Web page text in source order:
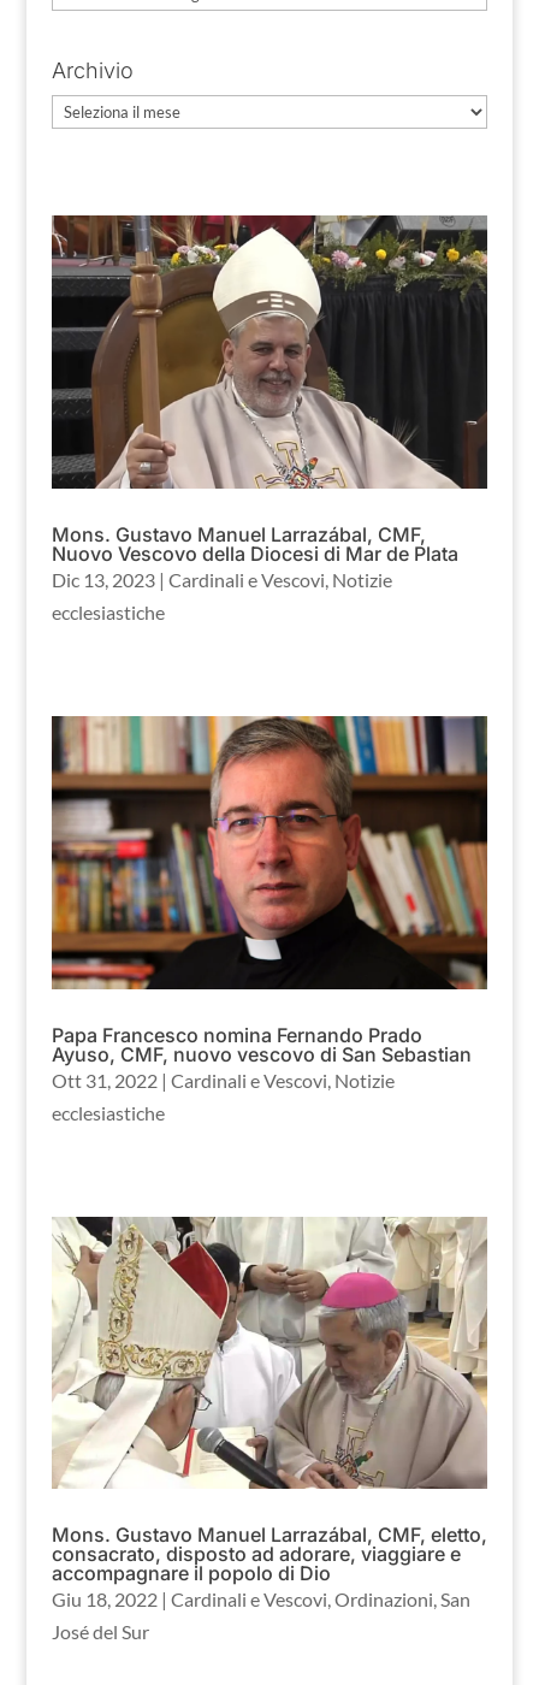
Archivio
Archivio
Mons. Gustavo Manuel Larrazábal, CMF,
Nuovo Vescovo della Diocesi di Mar de Plata
Dic 13, 2023| Cardinali e Vescovi Notizie
ecclesiastiche
Papa Francesco nomina Fernando Prado
Ayuso, CMF, nuovo vescovo di San Sebastian
Ott 31, 2022| Cardinali e Vescovi Notizie
ecclesiastiche
Mons. Gustavo Manuel Larrazábal, CMF, eletto,
consacrato, disposto ad adorare, viaggiare e
accompagnare il popolo di Dio
Giu 18, 2022| Cardinali e Vescovi,Ordinazioni,San
José del Sur